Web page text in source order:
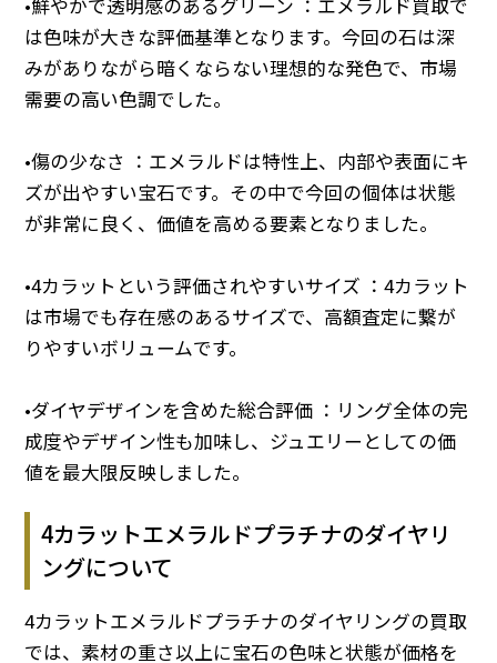
は色味が大きな評価基準となります。今回の石は深
みがありながら暗くならない理想的な発色で、市場
需要の高い色調でした。
•傷の少なさ ：エメラルドは特性上、内部や表面にキ
ズが出やすい宝石です。その中で今回の個体は状態
が非常に良く、価値を高める要素となりました。
•4カラットという評価されやすいサイズ ：4カラット
は市場でも存在感のあるサイズで、高額査定に繋が
りやすいボリュームです。
•ダイヤデザインを含めた総合評価 ：リング全体の完
成度やデザイン性も加味し、ジュエリーとしての価
値を最大限反映しました。
4カラットエメラルドプラチナのダイヤリ
ングについて
4カラットエメラルドプラチナのダイヤリングの買取
では、素材の重さ以上に宝石の色味と状態が価格を